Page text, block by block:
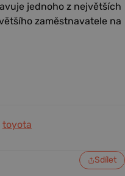
jednoho z největších
zaměstnavatele na
toyota
Sdílet